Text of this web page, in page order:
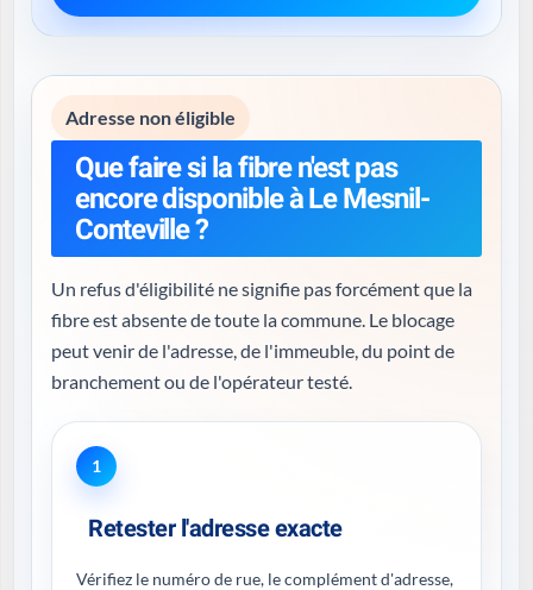
Adresse non éligible
Que faire si la fibre n'est pas
encore disponible à Le Mesnil-
Conteville ?
Un refus d'éligibilité ne signifie pas forcément que la
fibre est absente de toute la commune. Le blocage
peut venir de l'adresse, de l'immeuble, du point de
branchement ou de l'opérateur testé.
1
Retester l'adresse exacte
Vérifiez le numéro de rue, le complément d'adresse,